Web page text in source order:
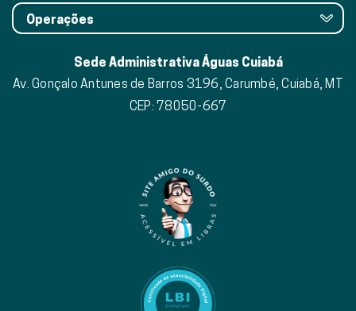
Operações
Sede Administrativa Águas Cuiabá
Av. Gonçalo Antunes de Barros 3196, Carumbé, Cuiabá, MT
CEP: 78050-667